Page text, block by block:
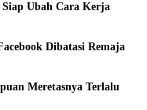
Ubah Cara Kerja
Dibatasi Remaja
Meretasnya Terlalu